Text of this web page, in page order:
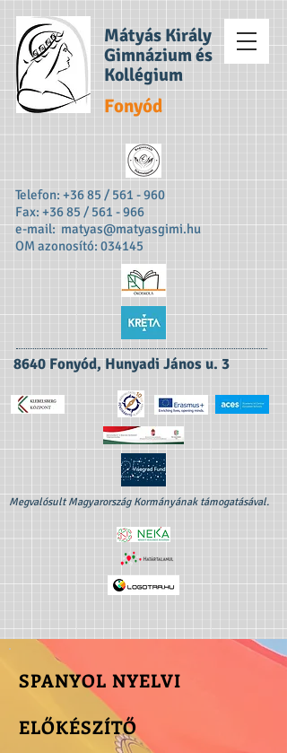
Mátyás Király
Gimnázium és
Kollégium
Fonyód
Telefon: +36 85 / 561 - 960
Fax: +36 85 / 561 - 966
e-mail:matyas@matyasgimi.hu
OM azonosító: 034145
8640 Fonyód, Hunyadi János u. 3
Megvalósult Magyarország Kormányának támogatásával.
SPANYOL NYELVI
ELŐKÉSZÍTŐ